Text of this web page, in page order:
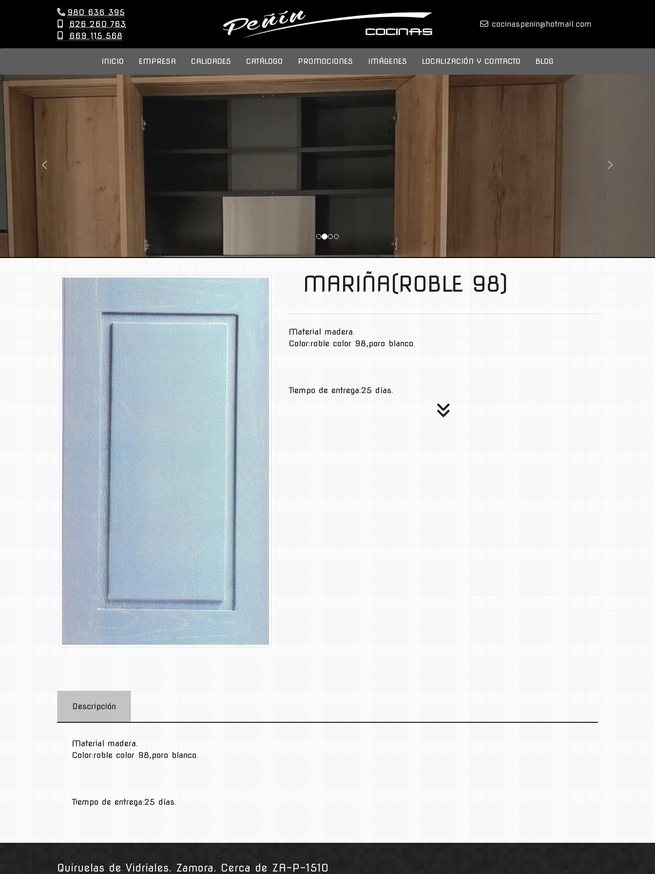
980 636 395
626 260 763
669 115 568
cocinaspenin hotmail.com
INICIO EMPRESA CALIDADES CATÁLOGO PROMOCIONES IMÁGENES LOCALIZACIÓN Y CONTACTO BLOG
MARIÑA(ROBLE 98)
Material madera.
Color:roble color 98,poro blanco.
Tiempo de entrega:25 días.
Descripción
Material madera.
Color:roble color 98,poro blanco.
Tiempo de entrega:25 días.
Quiruelas de Vidriales. Zamora. Cerca de ZA-P-1510